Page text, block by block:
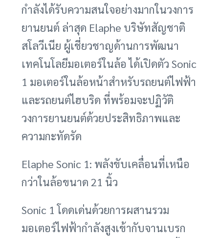
กำลังได้รับความสนใจอย่างมากในวงการ
ยานยนต์ ล่าสุด Elaphe บริษัทสัญชาติ
สโลวีเนีย ผู้เชี่ยวชาญด้านการพัฒนา
เทคโนโลยีมอเตอร์ในล้อ ได้เปิดตัว Sonic
1 มอเตอร์ในล้อหน้าสำหรับรถยนต์ไฟฟ้า
และรถยนต์ไฮบริด ที่พร้อมจะปฏิวัติ
วงการยานยนต์ด้วยประสิทธิภาพและ
ความกะทัดรัด
Elaphe Sonic 1: พลังขับเคลื่อนที่เหนือ
กว่าในล้อขนาด 21 นิ้ว
Sonic 1 โดดเด่นด้วยการผสานรวม
มอเตอร์ไฟฟ้ากำลังสูงเข้ากับจานเบรก